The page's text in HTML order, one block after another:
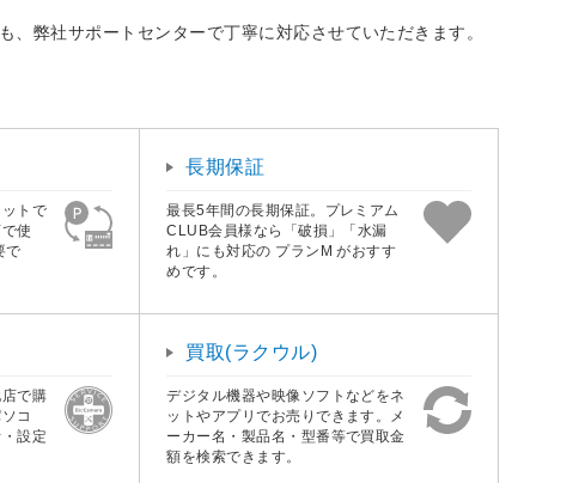
弊社サポートセンターで丁寧に対応させていただきます。
トで
使
で
長期保証
最長5年間の長期保証。プレミアム
CLUB会員様なら「破損」「水漏
れ」にも対応の プランM がおすす
めです。
で購
コ
設定
買取(ラクウル)
デジタル機器や映像ソフトなどをネ
ットやアプリでお売りできます。メ
ーカー名・製品名・型番等で買取金
額を検索できます。